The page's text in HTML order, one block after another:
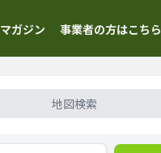
マガジン 事業者の方はこちら
地図検索